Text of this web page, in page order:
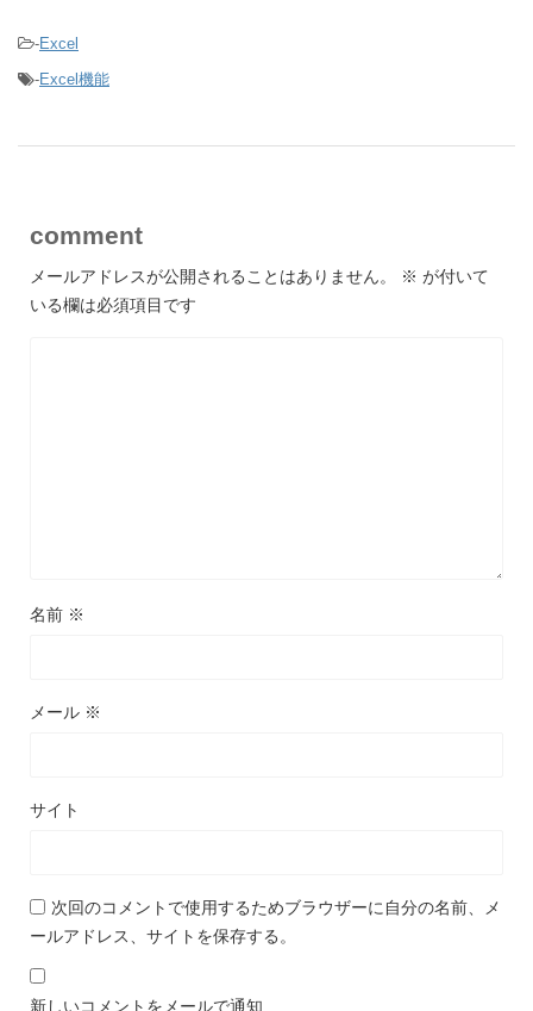
-Excel
-Excel機能
comment
メールアドレスが公開されることはありません。 ※ が付いて
いる欄は必須項目です
名前 ※
メール ※
サイト
次回のコメントで使用するためブラウザーに自分の名前、メ
ールアドレス、サイトを保存する。
新しいコメントをメールで通知